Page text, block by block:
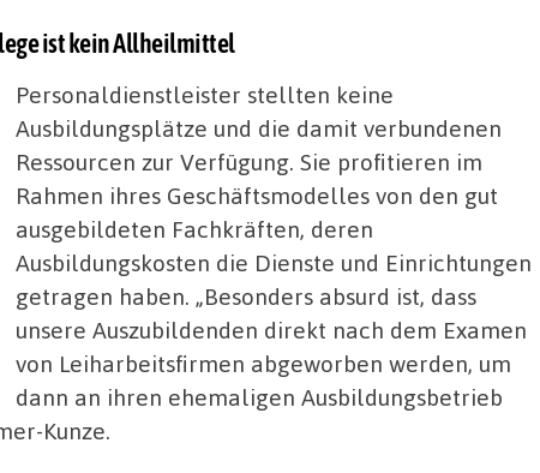
ist kein Allheilmittel
Personaldienstleister stellten keine
Ausbildungsplätze und die damit verbundenen
Ressourcen zur Verfügung. Sie profitieren im
Rahmen ihres Geschäftsmodelles von den gut
ausgebildeten Fachkräften, deren
Ausbildungskosten die Dienste und Einrichtungen
getragen haben. „Besonders absurd ist, dass
unsere Auszubildenden direkt nach dem Examen
von Leiharbeitsfirmen abgeworben werden, um
dann an ihren ehemaligen Ausbildungsbetrieb
Kunze.